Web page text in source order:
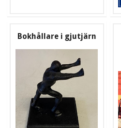
Bokhållare i gjutjärn